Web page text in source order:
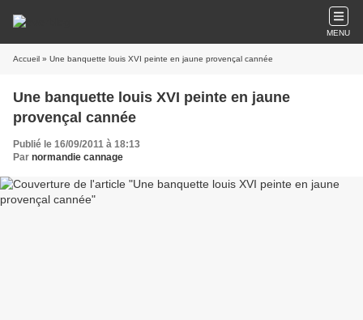
MENU
Accueil » Une banquette louis XVI peinte en jaune provençal cannée
Une banquette louis XVI peinte en jaune
provençal cannée
Publié le 16/09/2011 à 18:13
Par normandie cannage